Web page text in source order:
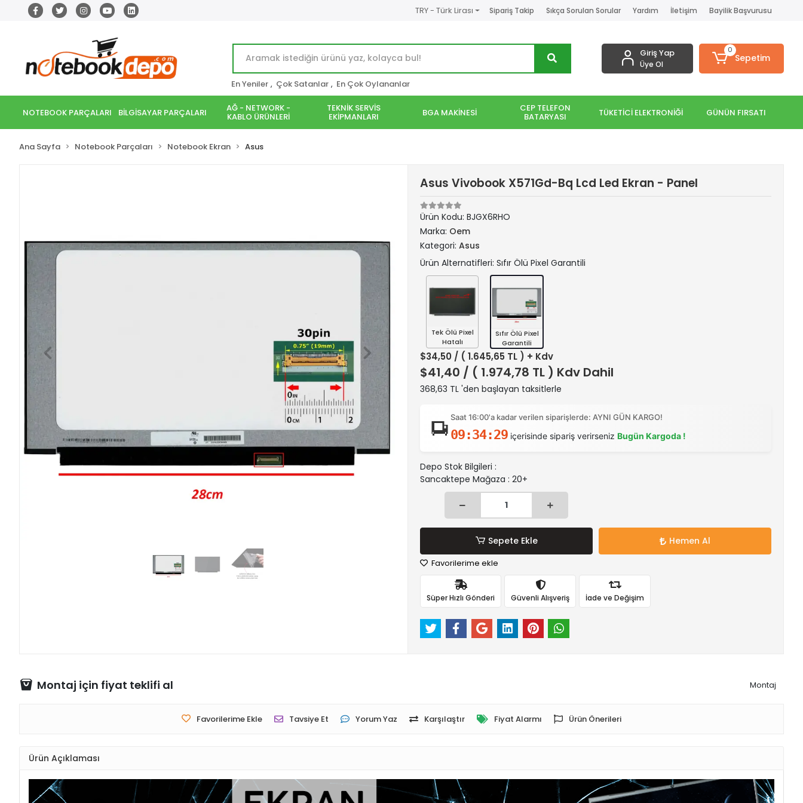
TRY - Türk Lirası Sipariş Takip Sıkça Sorulan Sorular Yardım İletişim Bayilik Başvurusu
En Yeniler , Çok Satanlar , En Çok Oylananlar
Giriş Yap
Üye Ol
0
Sepetim
NOTEBOOK PARÇALARI BİLGİSAYAR PARÇALARI AĞ - NETWORK -
KABLO ÜRÜNLERİ
TEKNİK SERVİS
EKİPMANLARI BGA MAKİNESİ CEP TELEFON
BATARYASI TÜKETİCİ ELEKTRONİĞİ GÜNÜN FIRSATI
Ana Sayfa Notebook Parçaları Notebook Ekran Asus
Asus Vivobook X571Gd-Bq Lcd Led Ekran - Panel
Ürün Kodu: BJGX6RHO
Marka: Oem
Kategori: Asus
Ürün Alternatifleri: Sıfır Ölü Pixel Garantili
Tek Ölü Pixel
Hatalı
Sıfır Ölü Pixel
Garantili
$34,50 / ( 1.645,65 TL ) + Kdv
$41,40 / ( 1.974,78 TL ) Kdv Dahil
368,63 TL 'den başlayan taksitlerle
Saat 16:00'a kadar verilen siparişlerde: AYNI GÜN KARGO!
09:34:28 içerisinde sipariş verirseniz Bugün Kargoda !
Depo Stok Bilgileri :
Sancaktepe Mağaza : 20+
Sepete Ekle Hemen Al
Favorilerime ekle
Süper Hızlı Gönderi Güvenli Alışveriş İade ve Değişim
Montaj için fiyat teklifi al Montaj
Favorilerime Ekle Tavsiye Et Yorum Yaz Karşılaştır Fiyat Alarmı Ürün Önerileri
Ürün Açıklaması